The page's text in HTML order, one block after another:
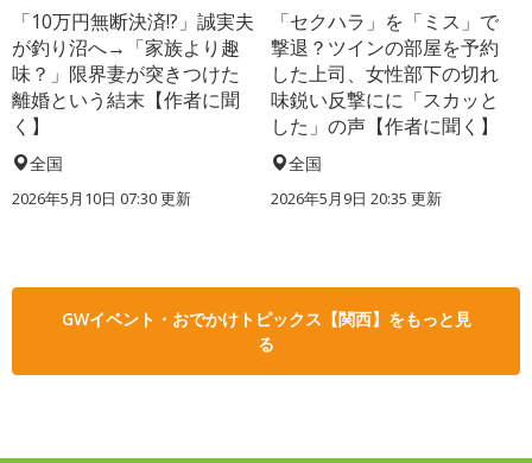
「10万円無断決済!?」誠実夫
が釣り沼へ→「家族より趣
味？」限界妻が突きつけた
離婚という結末【作者に聞
く】
全国
2026年5月10日 07:30 更新
「セクハラ」を「ミス」で
撃退？ツインの部屋を予約
した上司、女性部下の切れ
味鋭い反撃にに「スカッと
した」の声【作者に聞く】
全国
2026年5月9日 20:35 更新
GWイベント・おでかけトピックス【関西】をもっと見
る